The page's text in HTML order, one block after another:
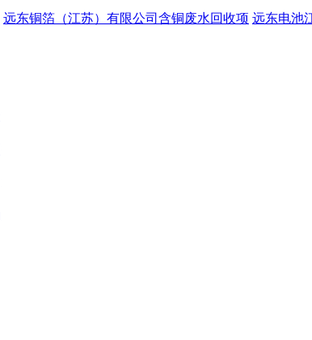
远东铜箔（江苏）有限公司含铜废水回收项 远东电池